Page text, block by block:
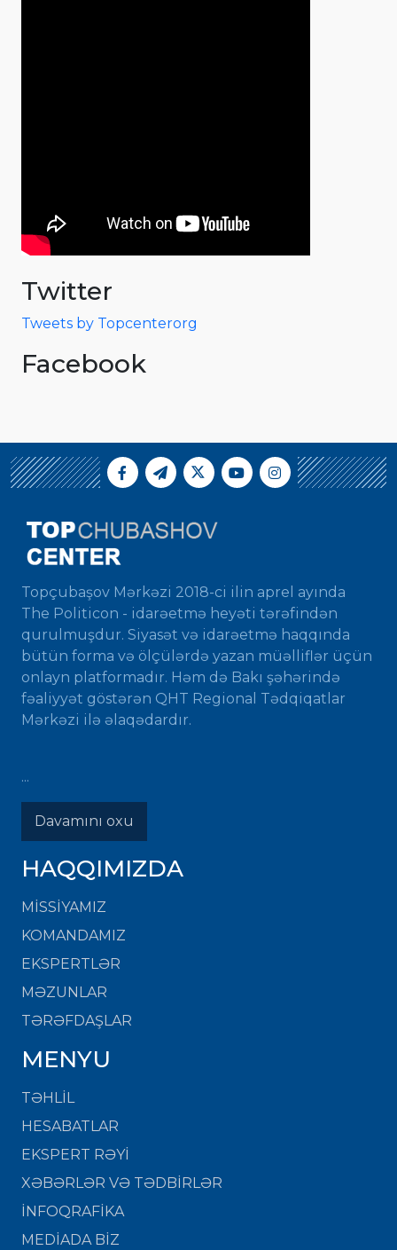
Twitter
Tweets by Topcenterorg
Facebook
Topçubaşov Mərkəzi 2018-ci ilin aprel ayında
The Politicon - idarəetmə heyəti tərəfindən
qurulmuşdur. Siyasət və idarəetmə haqqında
bütün forma və ölçülərdə yazan müəlliflər üçün
onlayn platformadır. Həm də Bakı şəhərində
fəaliyyət göstərən QHT Regional Tədqiqatlar
Mərkəzi ilə əlaqədardır.
...
Davamını oxu
HAQQIMIZDA
MISSIYAMIZ
KOMANDAMIZ
EKSPERTLƏR
MƏZUNLAR
TƏRƏFDAŞLAR
MENYU
TƏHLİL
HESABATLAR
EKSPERT RƏYİ
XƏBƏRLƏR VƏ TƏDBİRLƏR
İNFOQRAFİKA
MEDİADA BİZ